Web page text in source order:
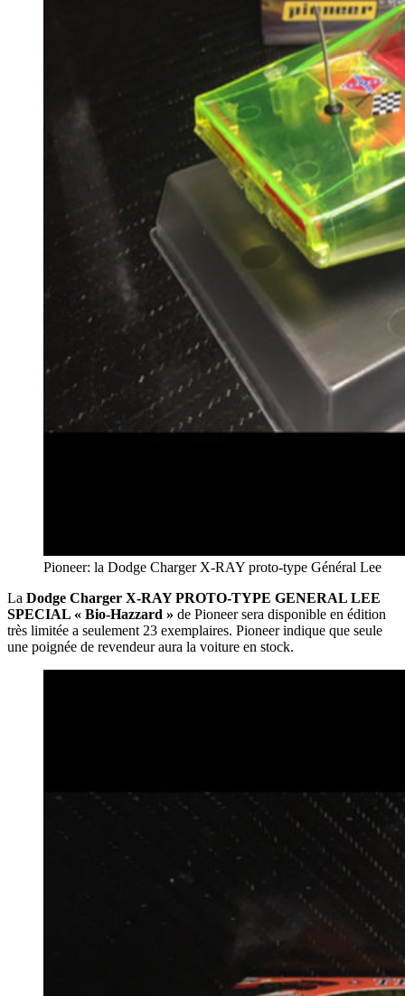
Pioneer: la Dodge Charger X-RAY proto-type Général Lee
La Dodge Charger X-RAY PROTO-TYPE GENERAL LEE
SPECIAL « Bio-Hazzard » de Pioneer sera disponible en édition
très limitée a seulement 23 exemplaires. Pioneer indique que seule
une poignée de revendeur aura la voiture en stock.